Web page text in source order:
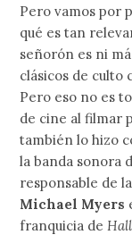
Pero vamos por
qué es tan
señorón es ni
clásicos de culto
Pero eso no es
de cine al filmar
también lo hizo
la banda sonora
responsable de
Michael Myers
franquicia de